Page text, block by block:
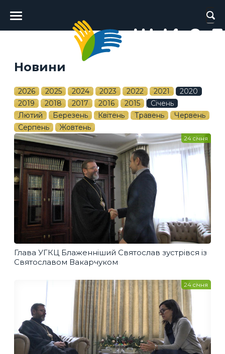
Головне
меню
Новини
2026 2025 2024 2023 2022 2021
2020
2019
2018 2017 2016 2015
Січень
Лютий
Березень Квітень Травень
Червень
Серпень
Жовтень
Глава УГКЦ Блаженніший Святослав зустрівся із
Святославом Вакарчуком
24 січня
24 січня